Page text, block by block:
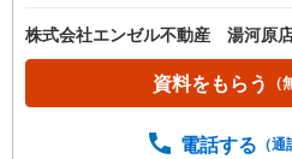
株式会社エンゼル不動産 湯河原
資料をもらう （
電話する （